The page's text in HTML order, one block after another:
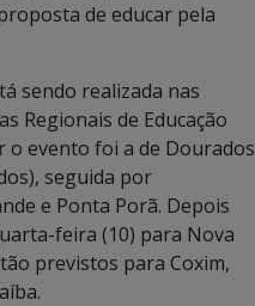
de educar pela
sendo realizada nas
Regionais de Educação
o evento foi a de Dourados
seguida por
e Ponta Porã. Depois
feira (10) para Nova
previstos para Coxim,